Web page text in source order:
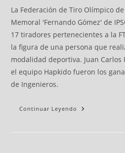
La Federación de Tiro Olímpico
Memoral 'Fernando Gómez' de
17 tiradores pertenecientes a la
la figura de una persona que
modalidad deportiva. Juan Carlos
el equipo Hapkido fueron los
de Ingenieros.
Continuar Leyendo